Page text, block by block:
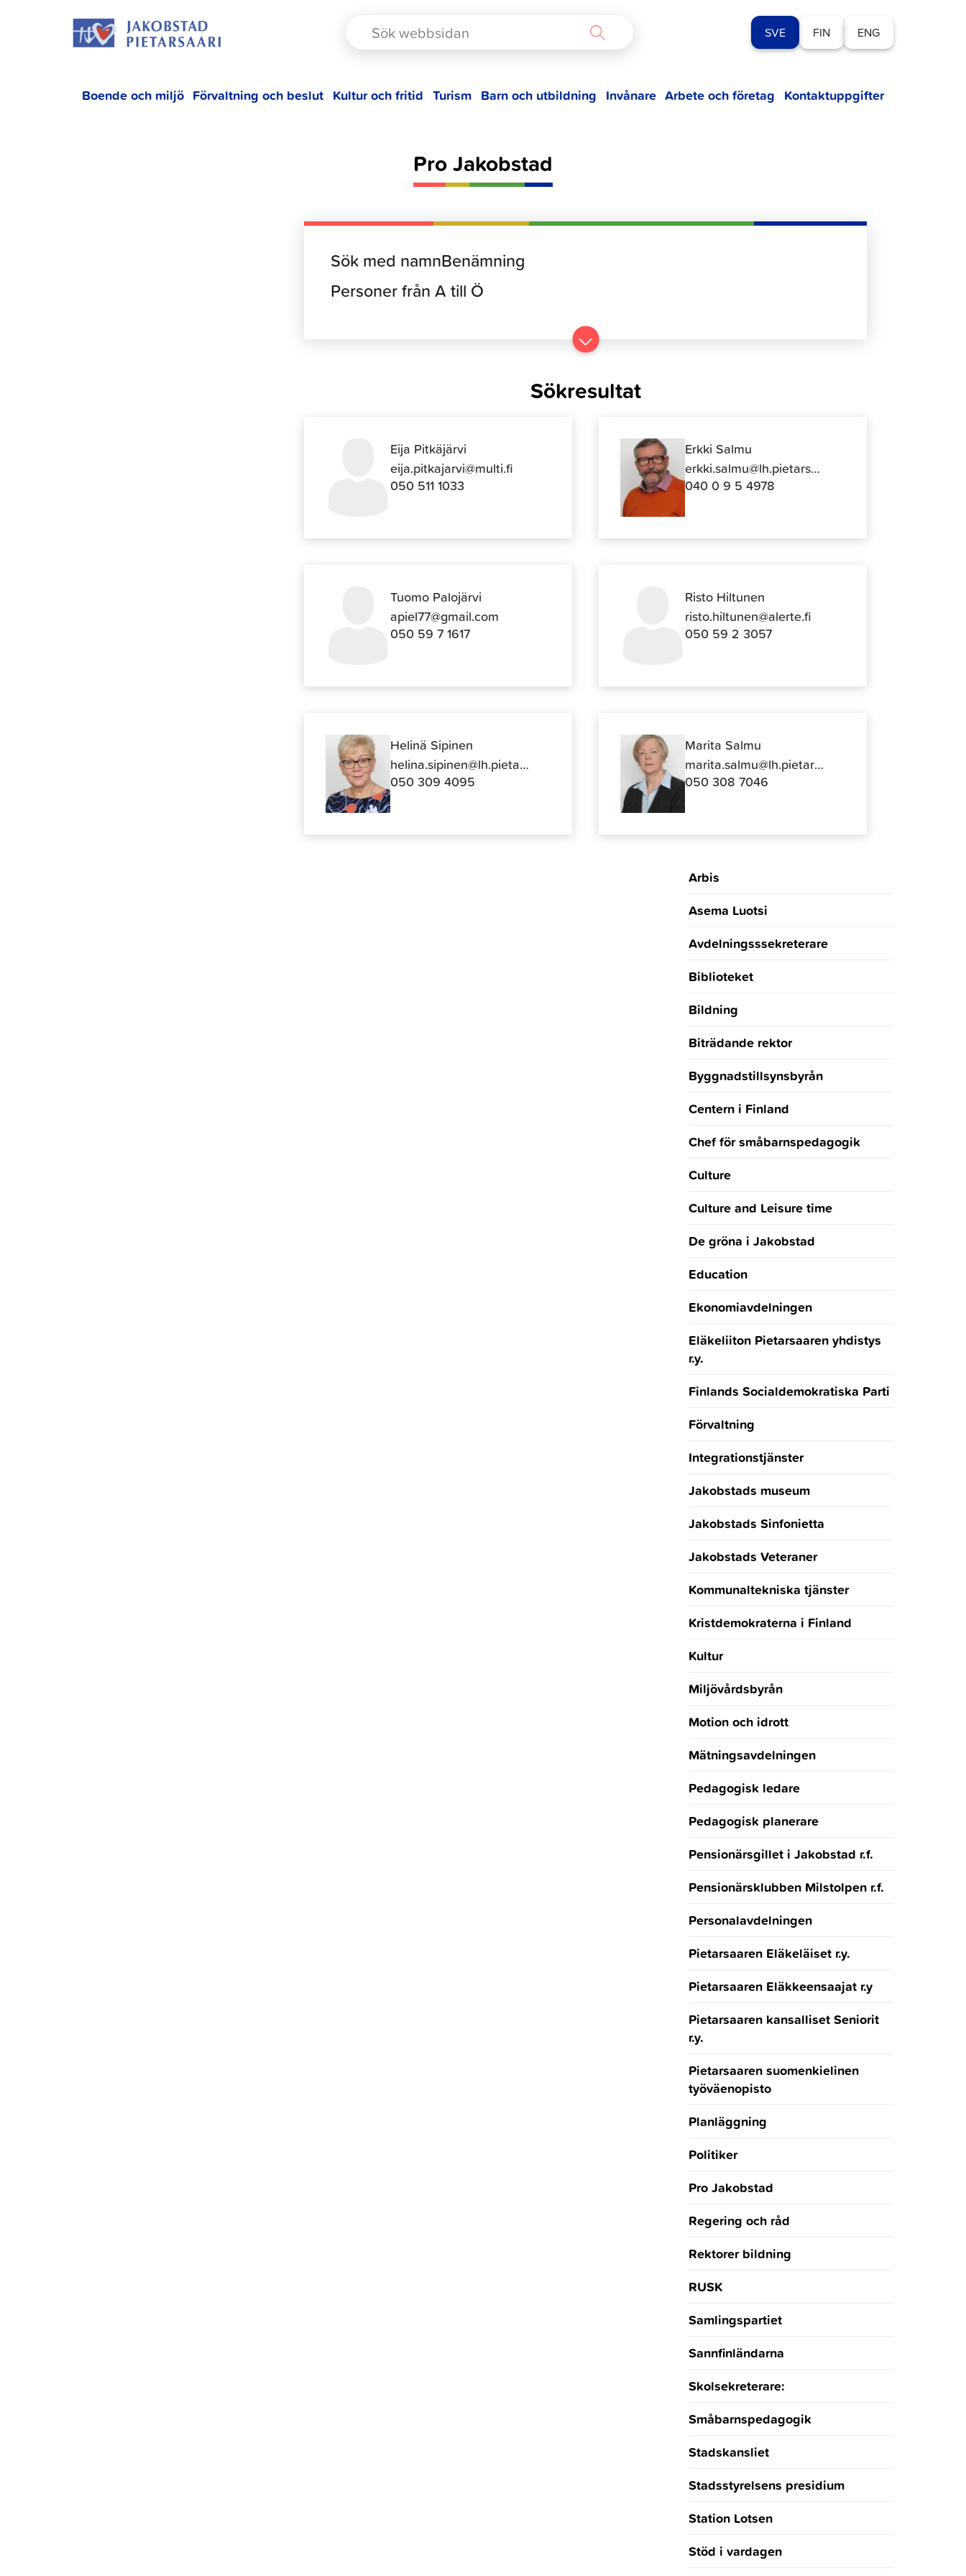
SVE FIN ENG
Boende och miljö Förvaltning och beslut Kultur och fritid Turism Barn och utbildning Invånare Arbete och företag Kontaktuppgifter
Pro Jakobstad
Gå
till
Sökresultat
Eija Pitkäjärvi
eija.pitkajarvi@multi.fi
050 511 1033
Erkki Salmu
erkki.salmu@lh.pietarsaari.fi
040 0 9 5 4978
Tuomo Palojärvi
apiel77@gmail.com
050 59 7 1617
Risto Hiltunen
risto.hiltunen@alerte.fi
050 59 2 3057
Helinä Sipinen
helina.sipinen@lh.pietarsaari.fi
050 309 4095
Marita Salmu
marita.salmu@lh.pietarsaari.fi
050 308 7046
Arbis
Asema Luotsi
Avdelningsssekreterare
Biblioteket
Bildning
Biträdande rektor
Byggnadstillsynsbyrån
Centern i Finland
Chef för småbarnspedagogik
Culture
Culture and Leisure time
De gröna i Jakobstad
Education
Ekonomiavdelningen
Eläkeliiton Pietarsaaren yhdistys
r.y.
Finlands Socialdemokratiska Parti
Förvaltning
Integrationstjänster
Jakobstads museum
Jakobstads Sinfonietta
Jakobstads Veteraner
Kommunaltekniska tjänster
Kristdemokraterna i Finland
Kultur
Miljövårdsbyrån
Motion och idrott
Mätningsavdelningen
Pedagogisk ledare
Pedagogisk planerare
Pensionärsgillet i Jakobstad r.f.
Pensionärsklubben Milstolpen r.f.
Personalavdelningen
Pietarsaaren Eläkeläiset r.y.
Pietarsaaren Eläkkeensaajat r.y
Pietarsaaren kansalliset Seniorit
r.y.
Pietarsaaren suomenkielinen
työväenopisto
Planläggning
Politiker
Pro Jakobstad
Regering och råd
Rektorer bildning
RUSK
Samlingspartiet
Sannfinländarna
Skolsekreterare:
Småbarnspedagogik
Stadskansliet
Stadsstyrelsens presidium
Station Lotsen
Stöd i vardagen